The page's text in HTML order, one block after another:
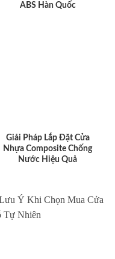
ABS Hàn Quốc
Giải Pháp Lắp Đặt Cửa
Nhựa Composite Chống
Nước Hiệu Quả